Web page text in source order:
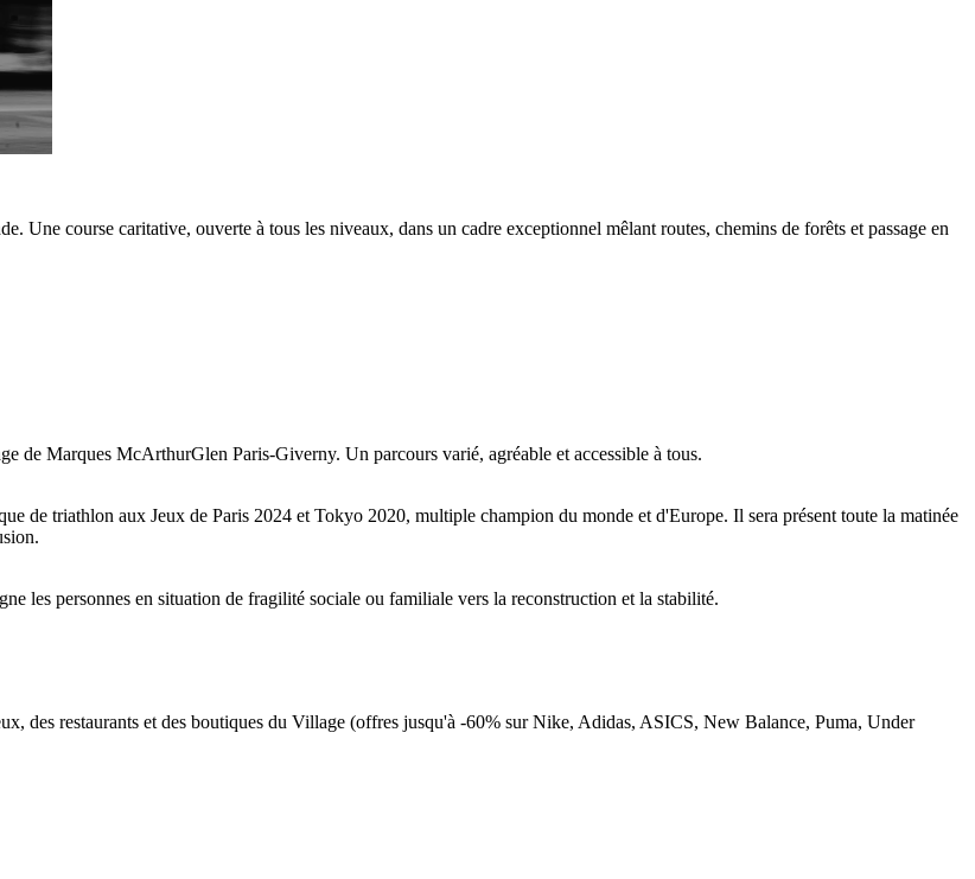
course caritative, ouverte à tous les niveaux, dans un cadre exceptionnel mêlant routes, chemins de forêts et passage en
de Marques McArthurGlen Paris-Giverny. Un parcours varié, agréable et accessible à tous.
de triathlon aux Jeux de Paris 2024 et Tokyo 2020, multiple champion du monde et d'Europe. Il sera présent toute la matinée
les personnes en situation de fragilité sociale ou familiale vers la reconstruction et la stabilité.
des restaurants et des boutiques du Village (offres jusqu'à -60% sur Nike, Adidas, ASICS, New Balance, Puma, Under